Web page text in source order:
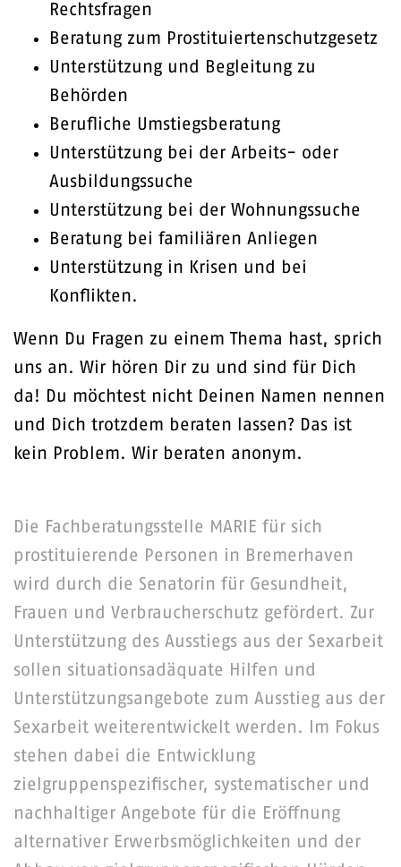
Rechtsfragen
Beratung zum Prostituiertenschutzgesetz
Unterstützung und Begleitung zu
Behörden
Berufliche Umstiegsberatung
Unterstützung bei der Arbeits- oder
Ausbildungssuche
Unterstützung bei der Wohnungssuche
Beratung bei familiären Anliegen
Unterstützung in Krisen und bei
Konflikten.
Wenn Du Fragen zu einem Thema hast, sprich
uns an. Wir hören Dir zu und sind für Dich
da! Du möchtest nicht Deinen Namen nennen
und Dich trotzdem beraten lassen? Das ist
kein Problem. Wir beraten anonym.
Die Fachberatungsstelle MARIE für sich
prostituierende Personen in Bremerhaven
wird durch die Senatorin für Gesundheit,
Frauen und Verbraucherschutz gefördert. Zur
Unterstützung des Ausstiegs aus der Sexarbeit
sollen situationsadäquate Hilfen und
Unterstützungsangebote zum Ausstieg aus der
Sexarbeit weiterentwickelt werden. Im Fokus
stehen dabei die Entwicklung
zielgruppenspezifischer, systematischer und
nachhaltiger Angebote für die Eröffnung
alternativer Erwerbsmöglichkeiten und der